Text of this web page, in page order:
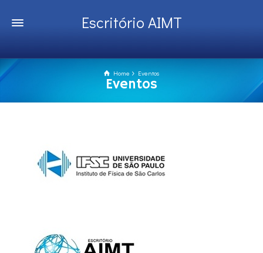
Escritório AIMT
Home Eventos
Eventos